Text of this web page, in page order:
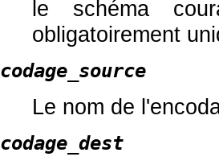
le schéma
obligatoirement
codage_source
Le nom de
codage_dest